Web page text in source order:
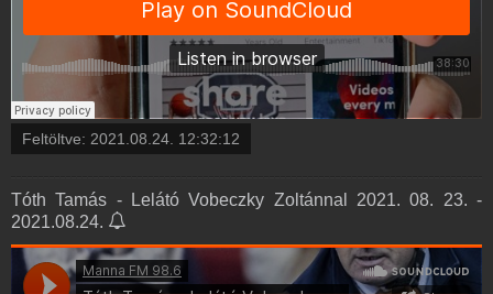
Feltöltve: 2021.08.24. 12:32:12
Tóth Tamás - Lelátó Vobeczky Zoltánnal 2021. 08. 23. -
2021.08.24.